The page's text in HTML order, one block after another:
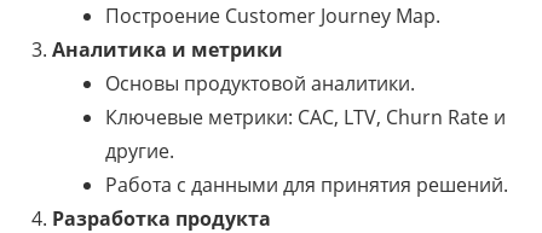
Построение Customer Journey Map.
Аналитика и метрики
Основы продуктовой аналитики.
Ключевые метрики: CAC, LTV, Churn Rate и
другие.
Работа с данными для принятия решений.
Разработка продукта